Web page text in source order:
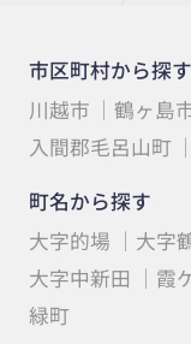
市区町村から探す
川越市
鶴ヶ島
入間郡毛呂山町
町名から探す
大字的場
大字
大字中新田
霞
緑町